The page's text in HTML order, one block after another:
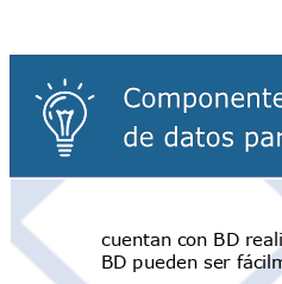
cuentan con BD
BD pueden ser